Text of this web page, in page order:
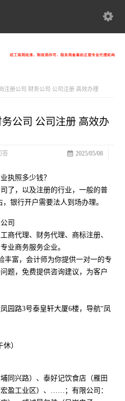
注册公司 财务公司 公司注册 高效办理
公司 公司注册 高效办
2025/05/08
答
执照多少钱？
了，以及注册的行业，一般的普
银行开户需要法人到场办理。
司
商代理、财务代理、商标注册、
业商务服务企业。
丰富，会计师为你提供一对一的专
题，免费提供咨询建议，为客户
园路3号泰皇轩大厦6楼，导航“凤
）
同兴路）、泰好记饮食店（雁田
盈工业区）、……；有限公司：